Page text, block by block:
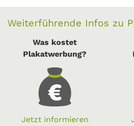
Weiterführende Infos zu
Was kostet
Plakatwerbung?
Jetzt informieren